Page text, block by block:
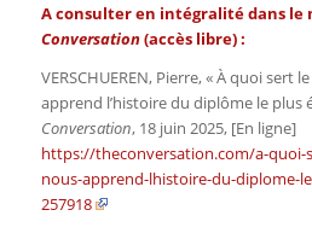
A consulter en intégralité dans le
Conversation(accès libre) :
VERSCHUEREN, Pierre, « À quoi sert
apprend l’histoire du diplôme le plus
Conversation, 18 juin 2025, [En ligne]
https://theconversation.com/a-quoi-
nous-apprend-lhistoire-du-diplome-
257918